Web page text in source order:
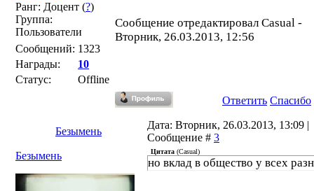
Ранг: Доцент (?)
Группа:
Пользователи
Сообщений: 1323
Награды:
10
Статус:
Offline
Сообщение отредактировал Casual -
Вторник, 26.03.2013, 12:56
Ответить Спасибо
Безымень
Дата: Вторник, 26.03.2013, 13:09 |
Сообщение # 3
Безымень
Цитата (Casual)
но вклад в общество у всех